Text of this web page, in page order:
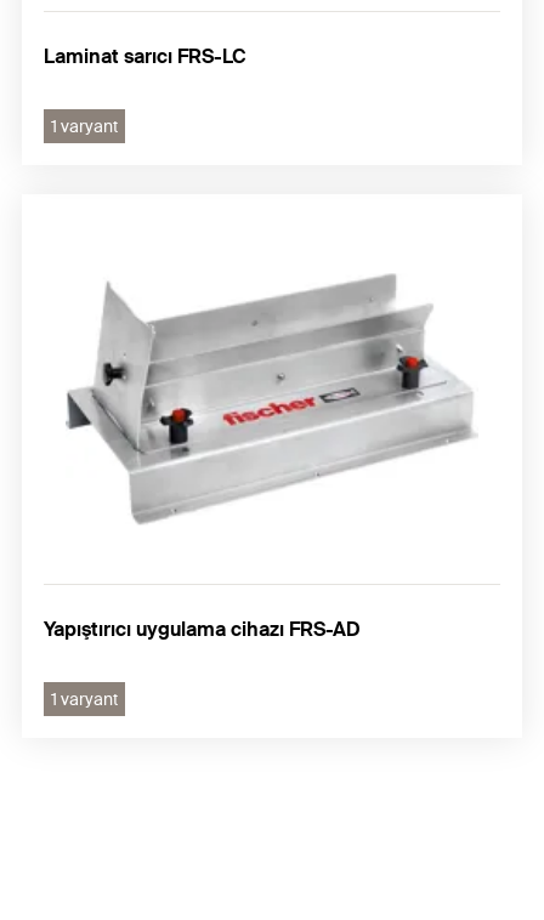
Laminat sarıcı FRS-LC
1 varyant
Yapıştırıcı uygulama cihazı FRS-AD
1 varyant